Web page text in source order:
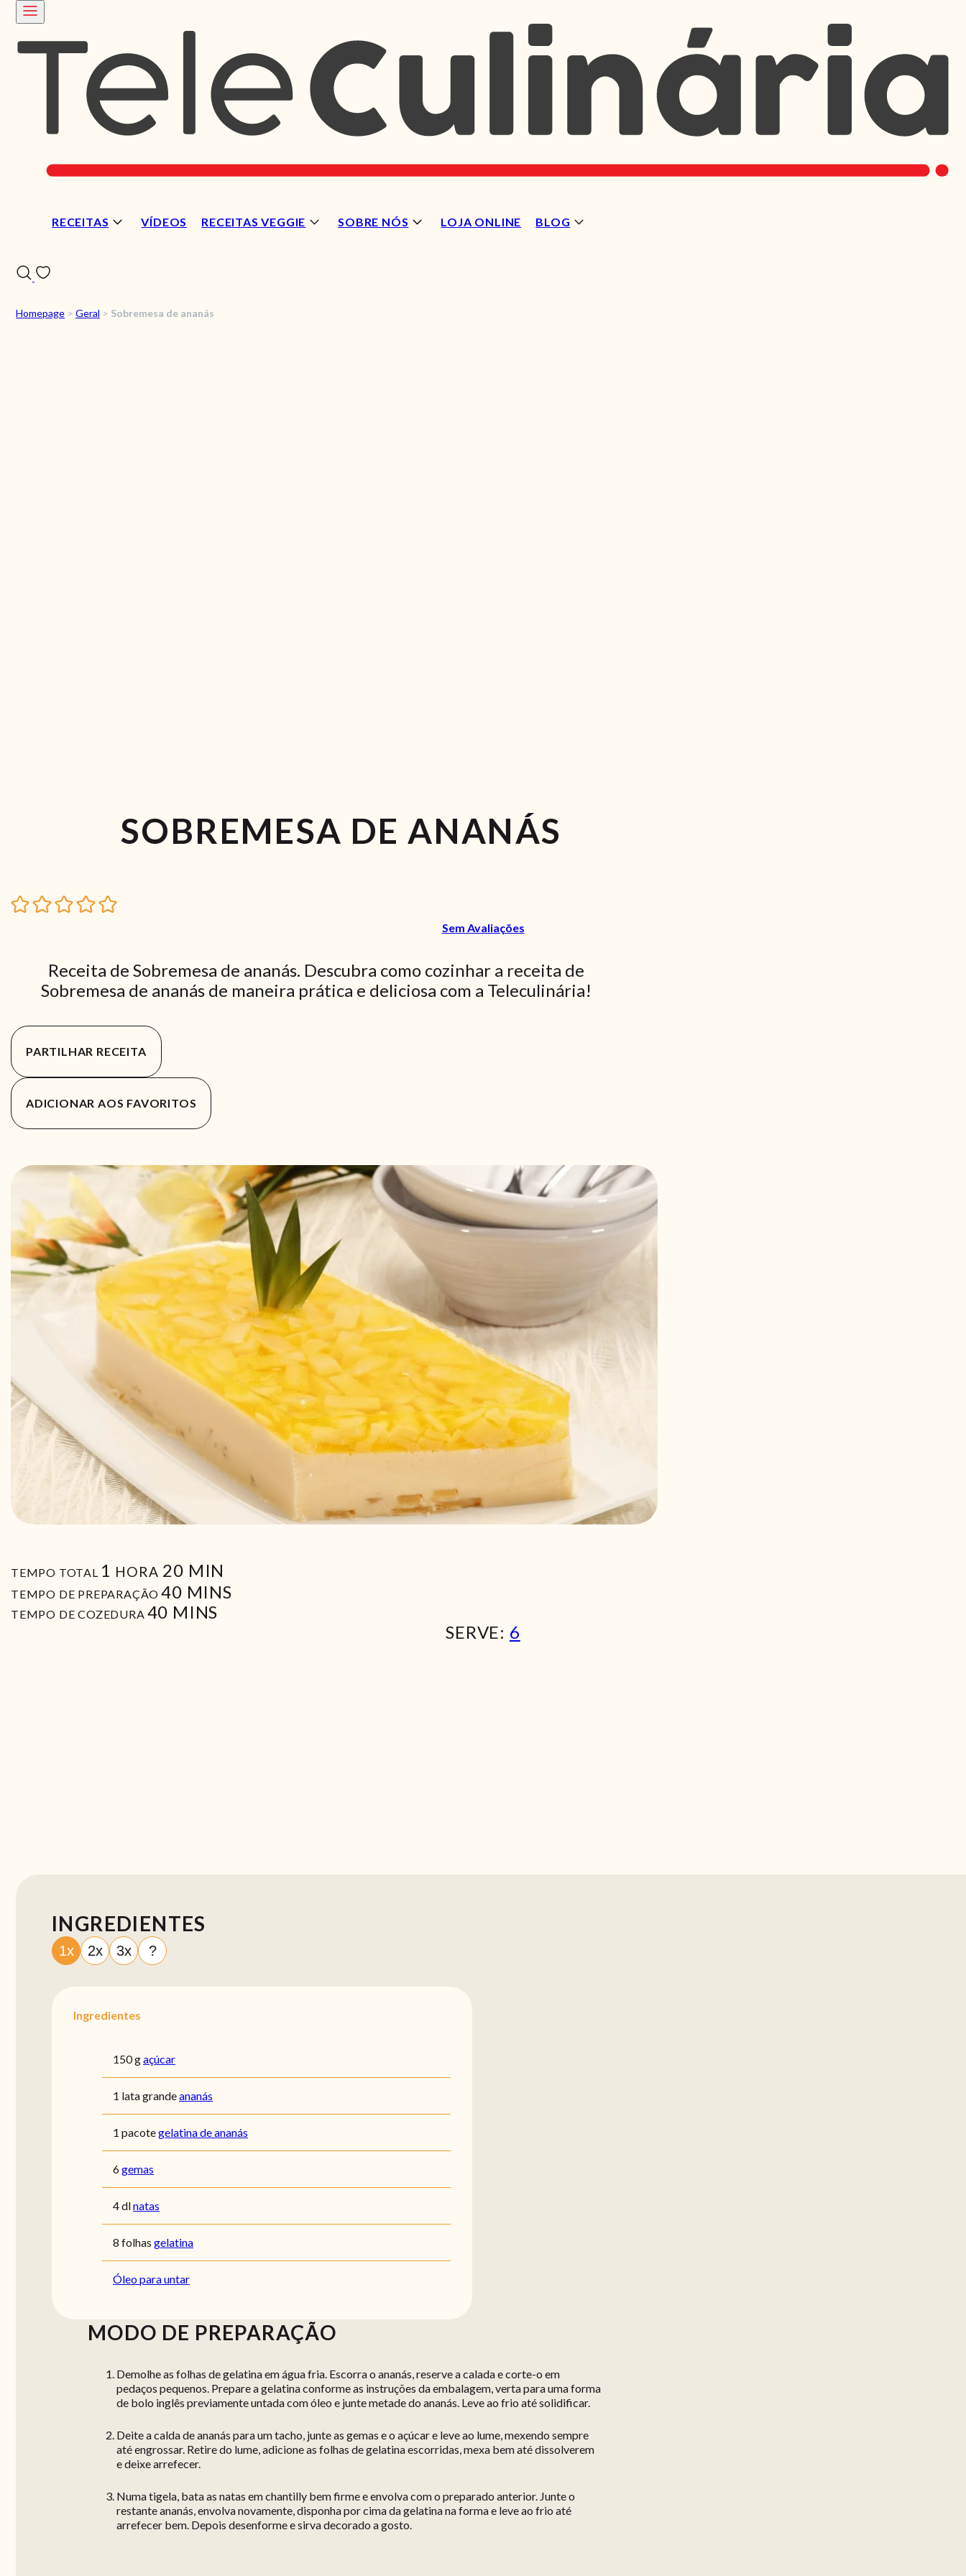
RECEITAS VÍDEOS RECEITAS VEGGIE SOBRE NÓS LOJA ONLINE BLOG
Homepage > Geral > Sobremesa de ananás
SOBREMESA DE ANANÁS
Sem Avaliações
Receita de Sobremesa de ananás. Descubra como cozinhar a receita de
Sobremesa de ananás de maneira prática e deliciosa com a Teleculinária!
PARTILHAR RECEITA
ADICIONAR AOS FAVORITOS
TEMPO TOTAL 1 HORA
HORA 20 MIN
MIN
TEMPO DE PREPARAÇÃO 40MIN
MINS
TEMPO DE COZEDURA 40 MIN
MINS
SERVE: 6
INGREDIENTES
1x 2x 3x ?
Ingredientes
150 gaçúcar
1 lata grandeananás
1 pacotegelatina de ananás
6gemas
4 dlnatas
8 folhas gelatina
Óleo para untar
MODO DE PREPARAÇÃO
Demolhe as folhas de gelatina em água fria. Escorra o ananás, reserve a calada e corte-o em
pedaços pequenos. Prepare a gelatina conforme as instruções da embalagem, verta para uma forma
de bolo inglês previamente untada com óleo e junte metade do ananás. Leve ao frio até solidificar.
Deite a calda de ananás para um tacho, junte as gemas e o açúcar e leve ao lume, mexendo sempre
até engrossar. Retire do lume, adicione as folhas de gelatina escorridas, mexa bem até dissolverem
e deixe arrefecer.
Numa tigela, bata as natas em chantilly bem firme e envolva com o preparado anterior. Junte o
restante ananás, envolva novamente, disponha por cima da gelatina na forma e leve ao frio até
arrefecer bem. Depois desenforme e sirva decorado a gosto.